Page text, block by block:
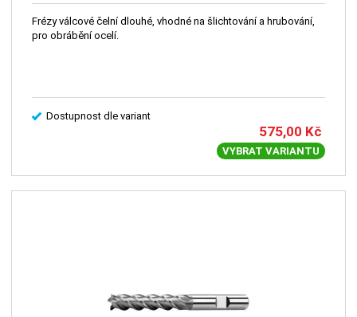
Frézy válcové čelní dlouhé, vhodné na šlichtování a hrubování,
pro obrábění ocelí.
Dostupnost dle variant
575,00 Kč
VYBRAT VARIANTU